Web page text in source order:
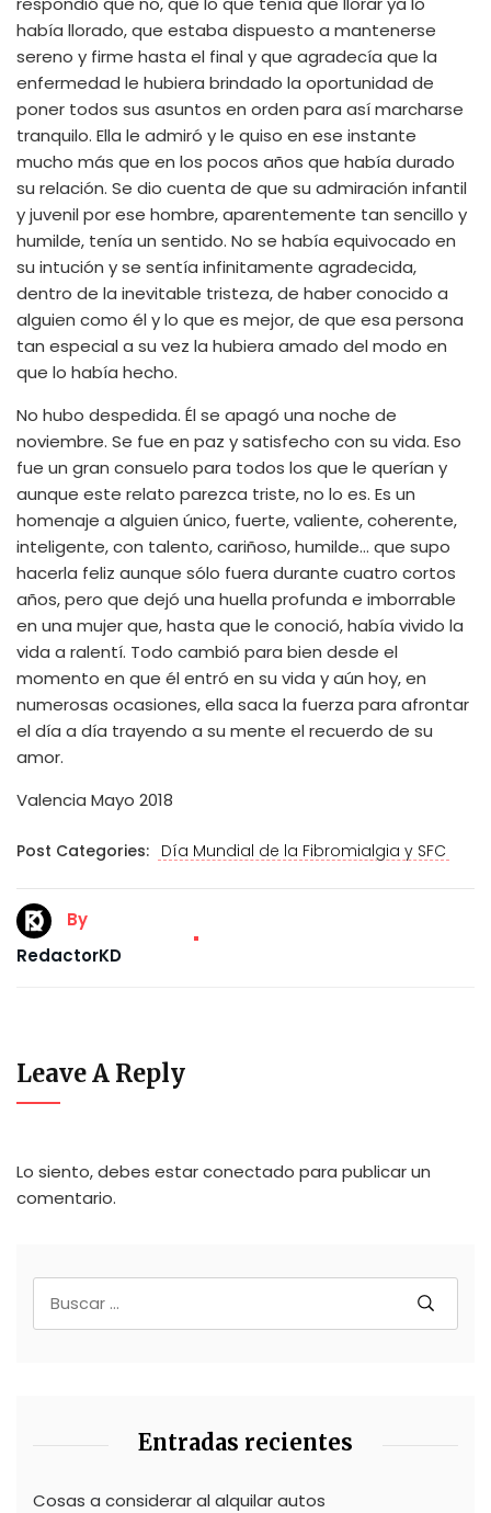
había llorado, que estaba dispuesto a mantenerse
sereno y firme hasta el final y que agradecía que la
enfermedad le hubiera brindado la oportunidad de
poner todos sus asuntos en orden para así marcharse
tranquilo. Ella le admiró y le quiso en ese instante
mucho más que en los pocos años que había durado
su relación. Se dio cuenta de que su admiración infantil
y juvenil por ese hombre, aparentemente tan sencillo y
humilde, tenía un sentido. No se había equivocado en
su intución y se sentía infinitamente agradecida,
dentro de la inevitable tristeza, de haber conocido a
alguien como él y lo que es mejor, de que esa persona
tan especial a su vez la hubiera amado del modo en
que lo había hecho.
No hubo despedida. Él se apagó una noche de
noviembre. Se fue en paz y satisfecho con su vida. Eso
fue un gran consuelo para todos los que le querían y
aunque este relato parezca triste, no lo es. Es un
homenaje a alguien único, fuerte, valiente, coherente,
inteligente, con talento, cariñoso, humilde… que supo
hacerla feliz aunque sólo fuera durante cuatro cortos
años, pero que dejó una huella profunda e imborrable
en una mujer que, hasta que le conoció, había vivido la
vida a ralentí. Todo cambió para bien desde el
momento en que él entró en su vida y aún hoy, en
numerosas ocasiones, ella saca la fuerza para afrontar
el día a día trayendo a su mente el recuerdo de su
amor.
Valencia Mayo 2018
Post Categories: Día Mundial de la Fibromialgia y SFC
By
RedactorKD
Leave A Reply
Lo siento, debes estarconectado para publicar un
comentario.
Entradas recientes
Cosas a considerar al alquilar autos